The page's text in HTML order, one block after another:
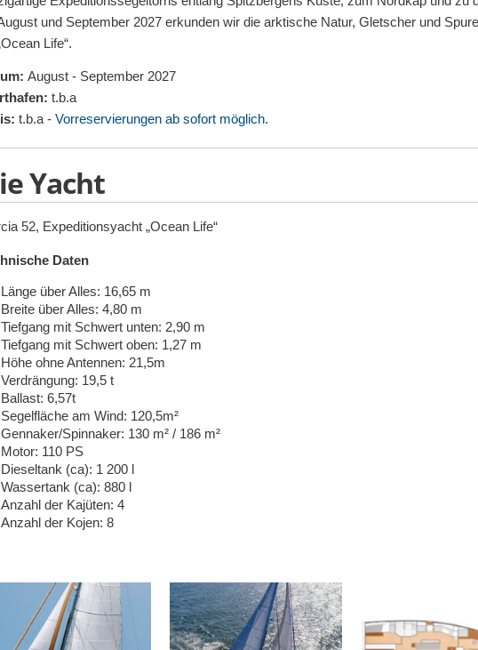
und September 2027 erkunden wir die arktische Natur, Gletscher und
Life“.
August - September 2027
t.b.a
t.b.a - Vorreservierungen ab sofort möglich.
Yacht
52, Expeditionsyacht „Ocean Life“
Daten
Länge über Alles: 16,65 m
Breite über Alles: 4,80 m
Tiefgang mit Schwert unten: 2,90 m
Tiefgang mit Schwert oben: 1,27 m
Höhe ohne Antennen: 21,5m
Verdrängung: 19,5 t
Ballast: 6,57t
Segelfläche am Wind: 120,5m²
Gennaker/Spinnaker: 130 m² / 186 m²
Motor: 110 PS
Dieseltank (ca): 1 200 l
Wassertank (ca): 880 l
Anzahl der Kajüten: 4
Anzahl der Kojen: 8